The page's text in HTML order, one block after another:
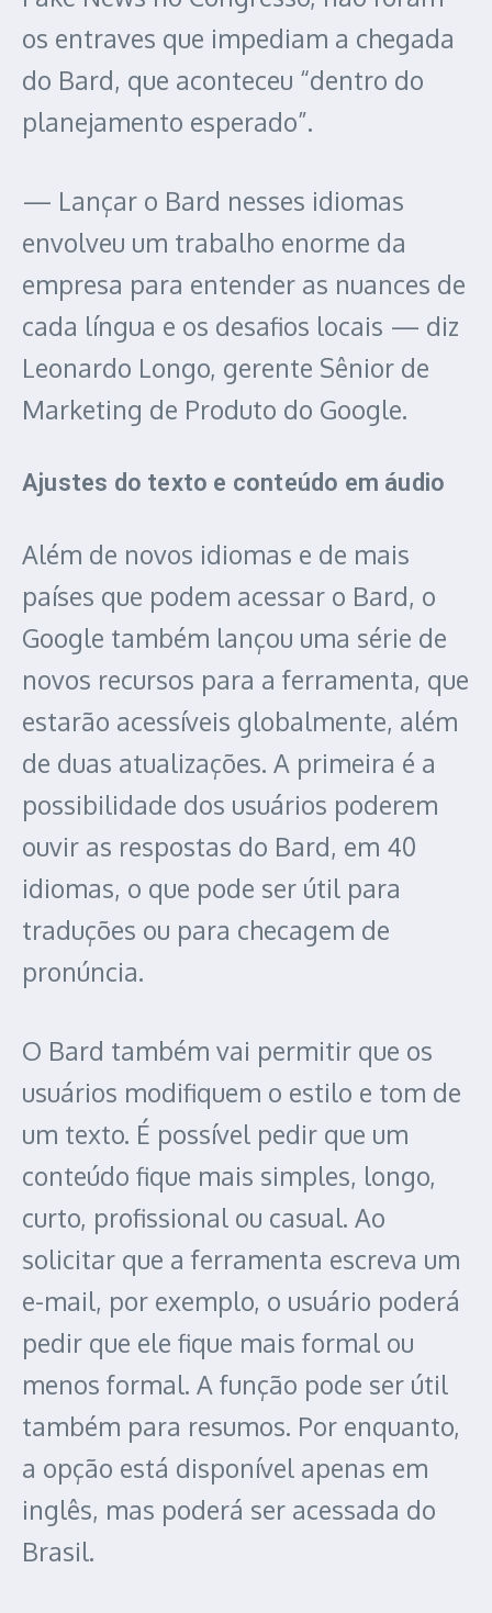
os entraves que impediam a chegada
do Bard, que aconteceu “dentro do
planejamento esperado”.
— Lançar o Bard nesses idiomas
envolveu um trabalho enorme da
empresa para entender as nuances de
cada língua e os desafios locais — diz
Leonardo Longo, gerente Sênior de
Marketing de Produto do Google.
Ajustes do texto e conteúdo em áudio
Além de novos idiomas e de mais
países que podem acessar o Bard, o
Google também lançou uma série de
novos recursos para a ferramenta, que
estarão acessíveis globalmente, além
de duas atualizações. A primeira é a
possibilidade dos usuários poderem
ouvir as respostas do Bard, em 40
idiomas, o que pode ser útil para
traduções ou para checagem de
pronúncia.
O Bard também vai permitir que os
usuários modifiquem o estilo e tom de
um texto. É possível pedir que um
conteúdo fique mais simples, longo,
curto, profissional ou casual. Ao
solicitar que a ferramenta escreva um
e-mail, por exemplo, o usuário poderá
pedir que ele fique mais formal ou
menos formal. A função pode ser útil
também para resumos. Por enquanto,
a opção está disponível apenas em
inglês, mas poderá ser acessada do
Brasil.